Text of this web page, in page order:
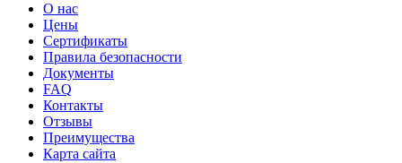
О нас
Цены
Сертификаты
Правила безопасности
Документы
FAQ
Контакты
Отзывы
Преимущества
Карта сайта